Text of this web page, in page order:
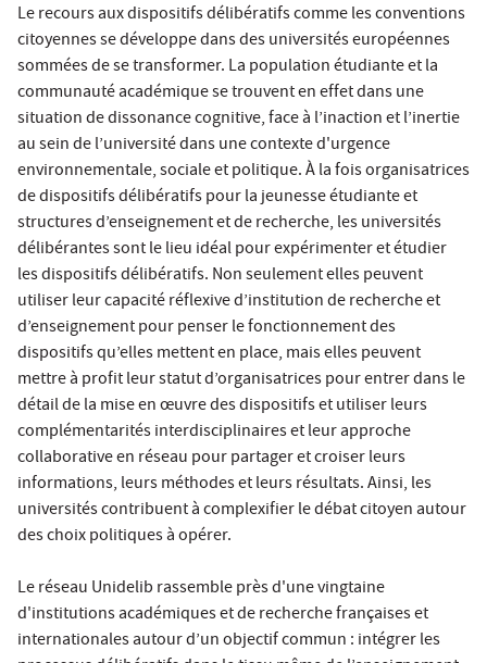
Le recours aux dispositifs délibératifs comme les conventions
citoyennes se développe dans des universités européennes
sommées de se transformer. La population étudiante et la
communauté académique se trouvent en effet dans une
situation de dissonance cognitive, face à l’inaction et l’inertie
au sein de l’université dans une contexte d'urgence
environnementale, sociale et politique. À la fois organisatrices
de dispositifs délibératifs pour la jeunesse étudiante et
structures d’enseignement et de recherche, les universités
délibérantes sont le lieu idéal pour expérimenter et étudier
les dispositifs délibératifs. Non seulement elles peuvent
utiliser leur capacité réflexive d’institution de recherche et
d’enseignement pour penser le fonctionnement des
dispositifs qu’elles mettent en place, mais elles peuvent
mettre à profit leur statut d’organisatrices pour entrer dans le
détail de la mise en œuvre des dispositifs et utiliser leurs
complémentarités interdisciplinaires et leur approche
collaborative en réseau pour partager et croiser leurs
informations, leurs méthodes et leurs résultats. Ainsi, les
universités contribuent à complexifier le débat citoyen autour
des choix politiques à opérer.
Le réseau Unidelib rassemble près d'une vingtaine
d'institutions académiques et de recherche françaises et
internationales autour d’un objectif commun : intégrer les